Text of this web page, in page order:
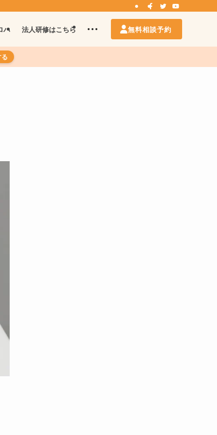
ハ 法人研修はこちら 無料相談予約